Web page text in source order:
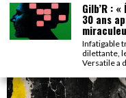
Gilb’R :
30 ans
Infatigable
dilettante,
Versatile a